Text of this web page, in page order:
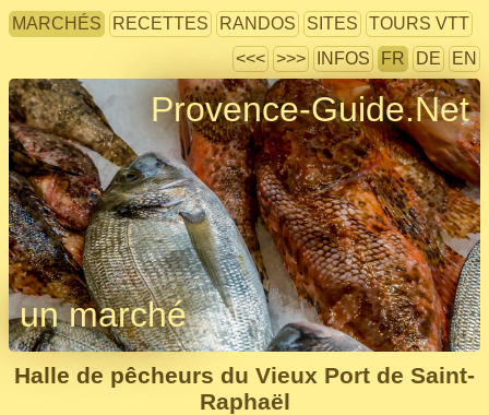
MARCHÉS RECETTES RANDOS SITES
TOURS VTT
<<< >>> INFOS FR DE EN
Provence-Guide.Net
un marché
Halle de pêcheurs du Vieux Port de Saint-
Raphaël